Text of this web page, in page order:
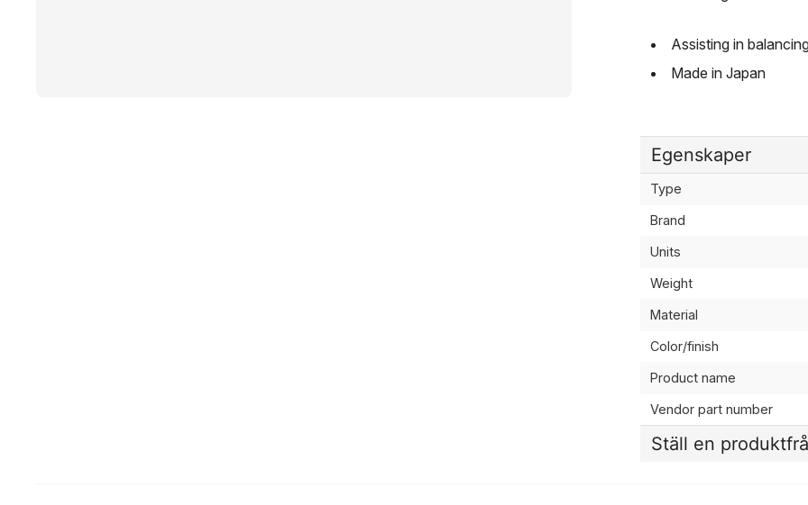
Assisting in
Made in Japan
Egenskaper
Type
Brand
Units
Weight
Material
Color/finish
Product name
Vendor part number
Ställ en